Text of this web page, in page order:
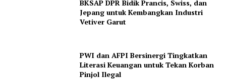
BKSAP DPR Bidik Prancis, Swiss, dan
Jepang untuk Kembangkan Industri
Vetiver Garut
PWI dan AFPI Bersinergi Tingkatkan
Literasi Keuangan untuk Tekan Korban
Pinjol Ilegal